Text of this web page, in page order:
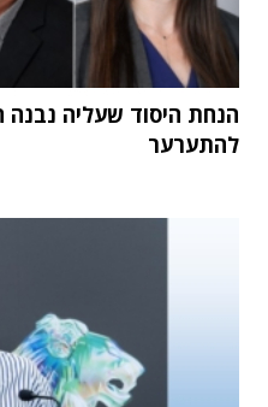
הנחת היסוד שעליה נבנה
להתערער